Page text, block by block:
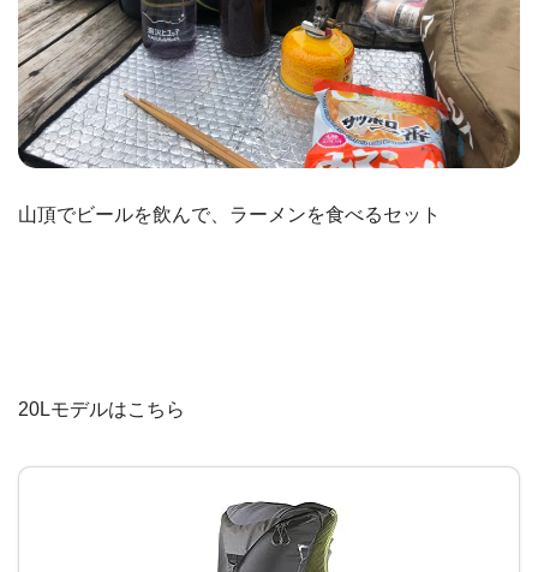
山頂でビールを飲んで、ラーメンを食べるセット
20Lモデルはこちら